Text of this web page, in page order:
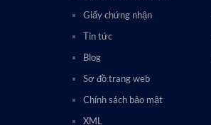
Giấy chứng nhận
Tin tức
Blog
Sơ đồ trang web
Chính sách bảo mật
XML